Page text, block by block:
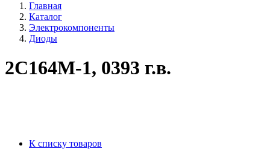
Главная
Каталог
Электрокомпоненты
Диоды
2С164М-1, 0393 г.в.
К списку товаров